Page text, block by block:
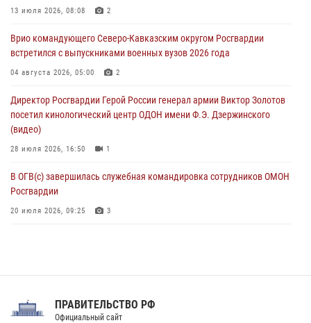
В Курске росгвардейцы провели занятие по основам
07 августа 2026, 11:33
Рэпер ST посетил раненых росгвардейцев в Главном военном
07 августа 2026, 11:18
13 июля 2026, 08:08 2
Врио командующего Северо-Кавказским округом Росгвардии
встретился с выпускниками военных вузов 2026 года
04 августа 2026, 05:00 2
Директор Росгвардии Герой России генерал армии Виктор Золотов
посетил кинологический центр ОДОН имени Ф.Э. Дзержинского
(видео)
28 июля 2026, 16:50 1
В ОГВ(с) завершилась служебная командировка сотрудников ОМОН
Росгвардии
20 июля 2026, 09:25 3
Праздник «Один день с Росгвардией» к 105-летию Центрального
ПРАВИТЕЛЬСТВО РФ
Официальный сайт